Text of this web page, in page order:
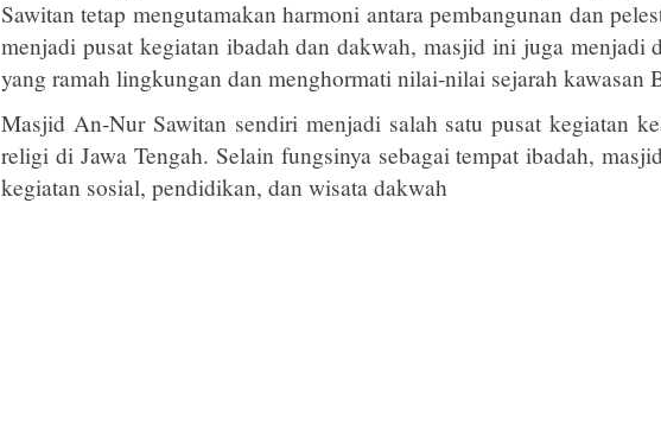
Sawitan tetap mengutamakan harmoni antara pembangunan dan
menjadi pusat kegiatan ibadah dan dakwah, masjid ini juga menjadi
yang ramah lingkungan dan menghormati nilai-nilai sejarah kawasan
Masjid An-Nur Sawitan sendiri menjadi salah satu pusat kegiatan
religi di Jawa Tengah. Selain fungsinya sebagai tempat ibadah,
kegiatan sosial, pendidikan, dan wisata dakwah